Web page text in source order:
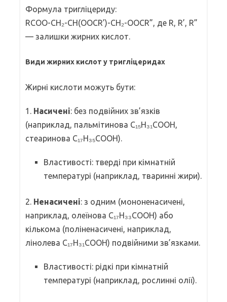
Формула тригліцериду:
RCOO-CH₂-CH(OOCR’)-CH₂-OOCR”, де R, R’, R”
— залишки жирних кислот.
Види жирних кислот у тригліцеридах
Жирні кислоти можуть бути:
1. Насичені: без подвійних зв’язків
(наприклад, пальмітинова C₁₅H₃₁COOH,
стеаринова C₁₇H₃₅COOH).
Властивості: тверді при кімнатній
температурі (наприклад, тваринні жири).
2. Ненасичені: з одним (мононенасичені,
наприклад, олеїнова C₁₇H₃₃COOH) або
кількома (поліненасичені, наприклад,
лінолева C₁₇H₃₁COOH) подвійними зв’язками.
Властивості: рідкі при кімнатній
температурі (наприклад, рослинні олії).